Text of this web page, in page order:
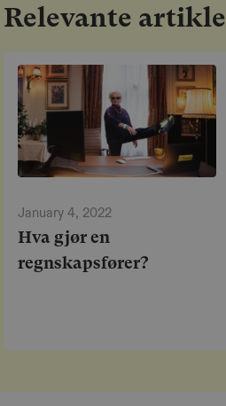
Relevante
January 4, 2022
Hva gjør en
regnskapsfører?